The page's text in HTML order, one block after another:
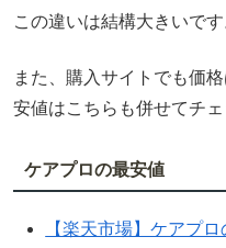
この違いは結構大きいです
また、購入サイトでも価
安値はこちらも併せてチ
ケアプロの最安値
【楽天市場】ケアプ